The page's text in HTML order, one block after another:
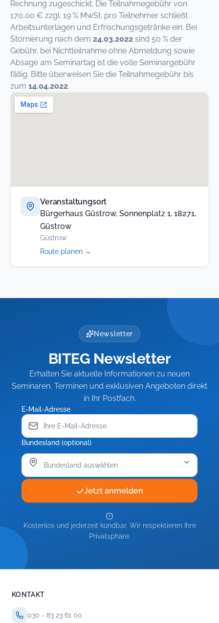
Rechnung zugeschickt. Die Teilnahmegebühr von
170,00 € zzgl. 19 % MwSt. pro Teilnehmer schließt
Arbeitsunterlagen und Erfrischungsgetränke ein. Bei
Stornierung nach dem 24.03.2022 sind 50 % der
Gebühr, bei Nichtteilnahme ohne Abmeldung sowie
Absage am Seminartag ist die volle Seminargebühr
fällig. Bitte überweisen Sie die Teilnahmegebühr bis
zum 14.04.2022.
Veranstaltungsort
Bürgerhaus Güstrow, Sonnenplatz 1, 18271,
Güstrow
Güstrow
Route planen →
Newsletter
BITEG Newsletter
Erhalten Sie aktuelle Informationen zu neuen
Seminaren, Terminen und exklusiven Angeboten direkt
in Ihr Postfach.
E-Mail-Adresse
Bundesland (optional)
Jetzt anmelden
Kostenlos und jederzeit kündbar. Wir respektieren Ihre
Privatsphäre.
KONTAKT
030 - 83 23 61 00